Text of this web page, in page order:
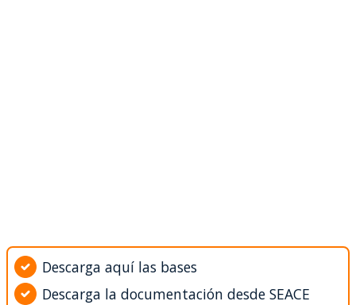
Descarga aquí las bases
Descarga la documentación desde SEACE